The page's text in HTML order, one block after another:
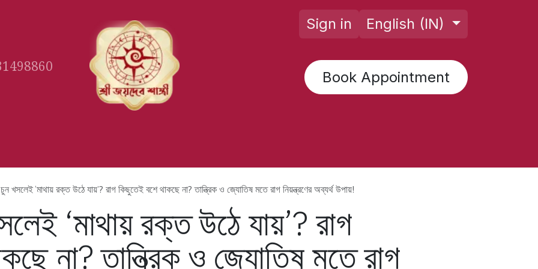
Sign in English (IN)
Book Appointment
খসলেই ‘মাথায় রক্ত উঠে যায়’? রাগ কিছুতেই বশে থাকছে না? তান্ত্রিক ও জ্যোতিষ মতে রাগ নিয়ন্ত্রণের অব্যর্থ উপায়!
‘মাথায় রক্ত উঠে যায়’? রাগ
না? তান্ত্রিক ও জ্যোতিষ মতে রাগ